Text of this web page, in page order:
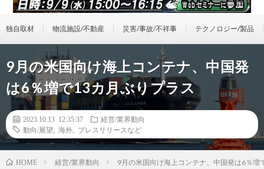
独自取材 物流施設/不動産 災害/事故/不祥事 テクノロジー/製品
9月の米国向け海上コンテナ、中国発
は6％増で13カ月ぶりプラス
2023.10.13 12:35:37
経営/業界動向
動向/展望
海外 プレスリリースなど
HOME 経営/業界動向 9月の米国向け海上コンテナ、中国発は6％増